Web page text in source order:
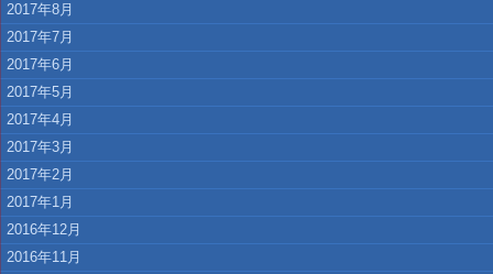
2017年8月
2017年7月
2017年6月
2017年5月
2017年4月
2017年3月
2017年2月
2017年1月
2016年12月
2016年11月